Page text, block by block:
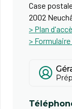
Case
2002
> Plan
>